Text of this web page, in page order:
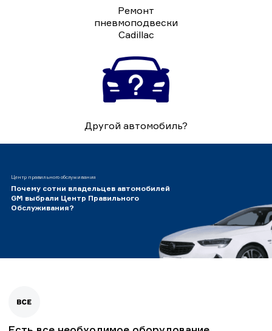
Ремонт
пневмоподвески
Cadillac
Другой автомобиль?
Центр правильного обслуживания
Почему сотни владельцев автомобилей
GM выбрали Центр Правильного
Обслуживания?